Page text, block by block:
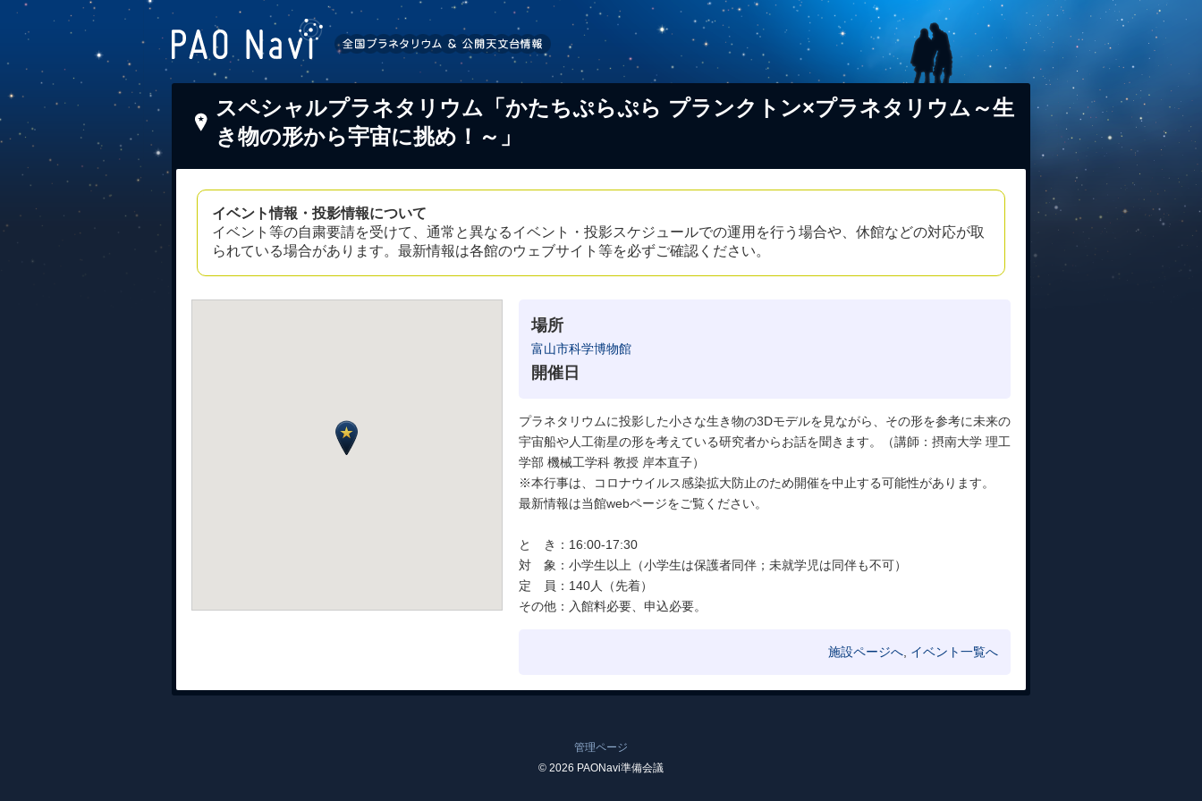
スペシャルプラネタリウム「かたちぷらぷら プランクトン×プラネタリウム～生
き物の形から宇宙に挑め！～」
イベント情報・投影情報について
イベント等の自粛要請を受けて、通常と異なるイベント・投影スケジュールでの運用を行う場合や、休館などの対応が取
られている場合があります。最新情報は各館のウェブサイト等を必ずご確認ください。
場所
富山市科学博物館
開催日
プラネタリウムに投影した小さな生き物の3Dモデルを見ながら、その形を参考に未来の
宇宙船や人工衛星の形を考えている研究者からお話を聞きます。（講師：摂南大学 理工
学部 機械工学科 教授 岸本直子）
※本行事は、コロナウイルス感染拡大防止のため開催を中止する可能性があります。
最新情報は当館webページをご覧ください。
と き：16:00-17:30
対 象：小学生以上（小学生は保護者同伴；未就学児は同伴も不可）
定 員：140人（先着）
その他：入館料必要、申込必要。
施設ページへ イベント一覧へ
管理ページ
© 2026 PAONavi準備会議